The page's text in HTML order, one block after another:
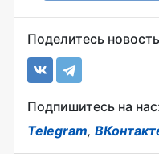
Поделитесь
Подпишитесь на
Telegram,